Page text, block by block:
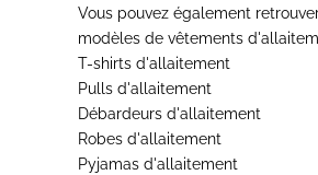
Vous pouvez également
modèles de vêtements
T-shirts d'allaitement
Pulls d'allaitement
Débardeurs d'allaitement
Robes d'allaitement
Pyjamas d'allaitement